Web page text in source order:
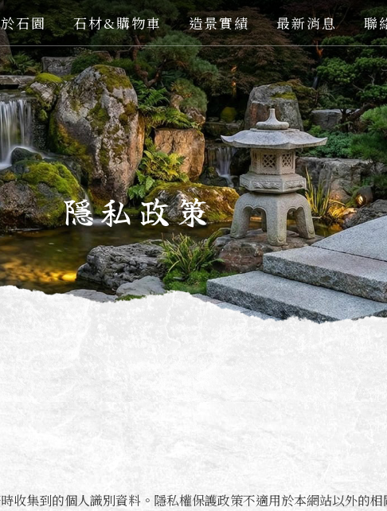
石園 石材&購物車 造景實績 最新消息 聯
隱私政策
收集到的個人識別資料。隱私權保護政策不適用於本網站以外的